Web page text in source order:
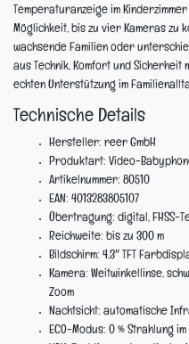
Temperaturanzeige im
Möglichkeit, bis zu vier Kameras zu
wachsende Familien oder
aus Technik, Komfort und Sicherheit
echten Unterstützung im
Technische Details
Hersteller: reer GmbH
Produktart: Video-
Artikelnummer: 80510
EAN: 4013283805107
Übertragung: digital, FHSS-
Reichweite: bis zu 300 m
Bildschirm: 4,3″ TFT
Kamera: Weitwinkellinse,
Zoom
Nachtsicht: automatische
ECO-Modus: 0 % Strahlung